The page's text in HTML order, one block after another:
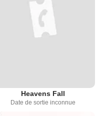
Heavens Fall
Date de sortie inconnue